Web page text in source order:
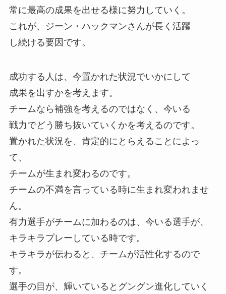
常に最高の成果を出せる様に努力していく。
これが、ジーン・ハックマンさんが長く活躍
し続ける要因です。
成功する人は、今置かれた状況でいかにして
成果を出すかを考えます。
チームなら補強を考えるのではなく、今いる
戦力でどう勝ち抜いていくかを考えるのです。
置かれた状況を、肯定的にとらえることによっ
て、
チームが生まれ変わるのです。
チームの不満を言っている時に生まれ変われませ
ん。
有力選手がチームに加わるのは、今いる選手が、
キラキラプレーしている時です。
キラキラが伝わると、チームが活性化するので
す。
選手の目が、輝いているとグングン進化していく